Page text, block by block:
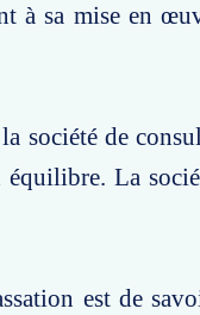
à sa mise en
société de
La
est de